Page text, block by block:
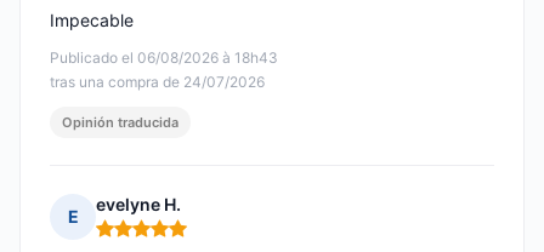
Publicado el 06/08/2026 à 18h43
tras una compra de 24/07/2026
Impecable
Opinión traducida
E
evelyne H.
Nota: 5 de 5